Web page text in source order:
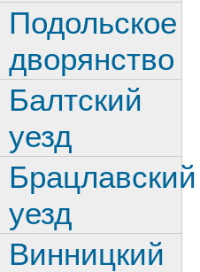
Подольское
дворянство
Балтский
уезд
Брацлавский
уезд
Винницкий